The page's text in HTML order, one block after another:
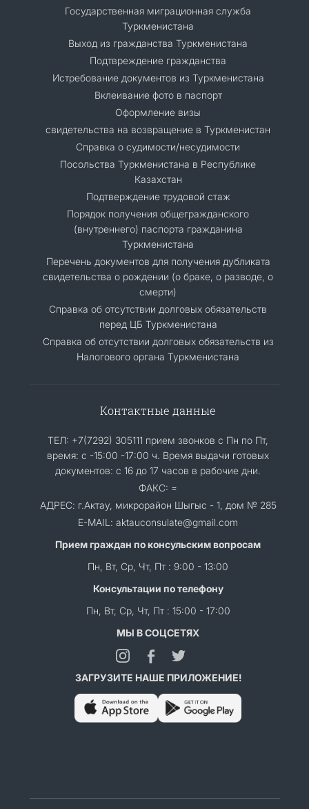
Государственная миграционная служба
Туркменистана
Выход из гражданства Туркменистана
Подтвреждение гражданства
Истребование документов из Туркменистана
Вклеивание фото в паспорт
Оформление визы
свидетельства на возвращение в Туркменистан
Справка о судимости/несудимости
Посольства Туркменистана в Республике
Казахстан
Подтверждение трудовой стаж
Порядок получения общегражданского
(внутреннего) паспорта гражданина
Туркменистана
Перечень документов для получения дубликата
свидетельства о рождении (о браке, о разводе, о
смерти)
Справка об отсутствии долговых обязательств
перед ЦБ Туркменистана
Справка об отсутствии долговых обязательств из
Налогового органа Туркменистана
Контактные данные
ТЕЛ: +7(7292) 305111 прием звонков с Пн по Пт,
время: с -15:00 -17:00 ч. Время выдачи готовых
документов: с 16 до 17 часов в рабочие дни.
ФАКС: =
АДРЕС: г.Актау, микрорайон Шыгыс - 1, дом № 285
E-MAIL: aktauconsulate@gmail.com
Прием граждан по консульским вопросам
Пн, Вт, Ср, Чт, Пт : 9:00 - 13:00
Консультации по телефону
Пн, Вт, Ср, Чт, Пт : 15:00 - 17:00
МЫ В СОЦСЕТЯХ
ЗАГРУЗИТЕ НАШЕ ПРИЛОЖЕНИЕ!